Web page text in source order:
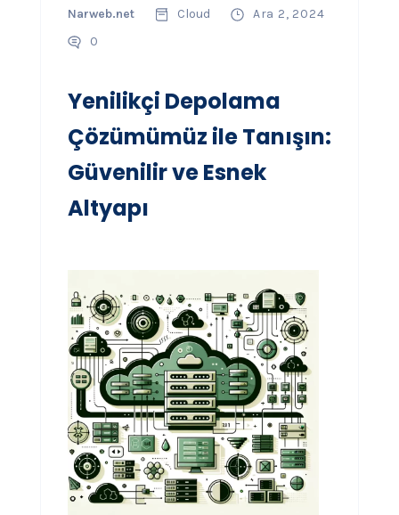
Narweb.net Cloud
Ara 2, 2024
0
Yenilikçi Depolama
Çözümümüz ile Tanışın:
Güvenilir ve Esnek
Altyapı